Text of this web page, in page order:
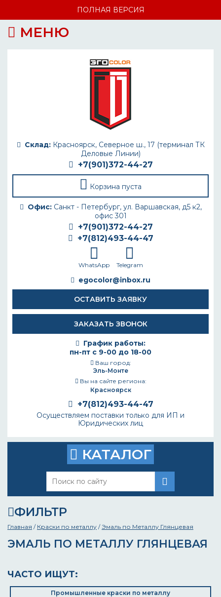
ПОЛНАЯ ВЕРСИЯ
МЕНЮ
Склад:Красноярск, Северное ш., 17 (терминал ТК
Деловые Линии)
+7(901)372-44-27
Корзина пуста
Офис:Санкт - Петербург, ул. Варшавская, д5 к2,
офис 301
+7(901)372-44-27
+7(812)493-44-47
WhatsApp Telegram
egocolor@inbox.ru
ОСТАВИТЬ ЗАЯВКУ
ЗАКАЗАТЬ ЗВОНОК
График работы:
пн-пт с 9-00 до 18-00
Ваш город:
Эль-Монте
Вы на сайте региона:
Красноярск
+7(812)493-44-47
Осуществляем поставки только для ИП и
Юридических лиц
КАТАЛОГ
ФИЛЬТР
Главная / Краски по металлу /Эмаль по Металлу Глянцевая
ЭМАЛЬ ПО МЕТАЛЛУ ГЛЯНЦЕВАЯ
ЧАСТО ИЩУТ:
Промышленные краски по металлу